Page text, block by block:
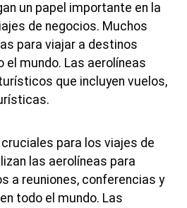
un papel importante en la
de negocios. Muchos
para viajar a destinos
mundo. Las aerolíneas
que incluyen vuelos,
para los viajes de
las aerolíneas para
a reuniones, conferencias y
todo el mundo. Las